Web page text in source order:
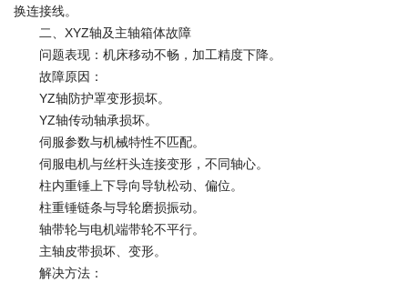
换连接线。
二、XYZ轴及主轴箱体故障
问题表现：机床移动不畅，加工精度下降。
故障原因：
YZ轴防护罩变形损坏。
YZ轴传动轴承损坏。
伺服参数与机械特性不匹配。
伺服电机与丝杆头连接变形，不同轴心。
柱内重锤上下导向导轨松动、偏位。
柱重锤链条与导轮磨损振动。
轴带轮与电机端带轮不平行。
主轴皮带损坏、变形。
解决方法：